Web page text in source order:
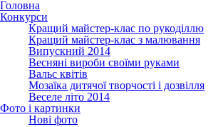
Головна
Конкурси
Кращий майстер-клас по рукоділлю
Кращий майстер-клас з малювання
Випускний 2014
Весняні вироби своїми руками
Вальс квітів
Мозаїка дитячої творчості і дозвілля
Веселе літо 2014
Фото і картинки
Нові фото